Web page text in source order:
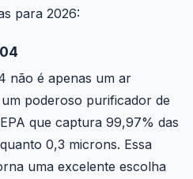
para 2026:
não é apenas um ar
poderoso purificador de
que captura 99,97% das
0,3 microns. Essa
uma excelente escolha